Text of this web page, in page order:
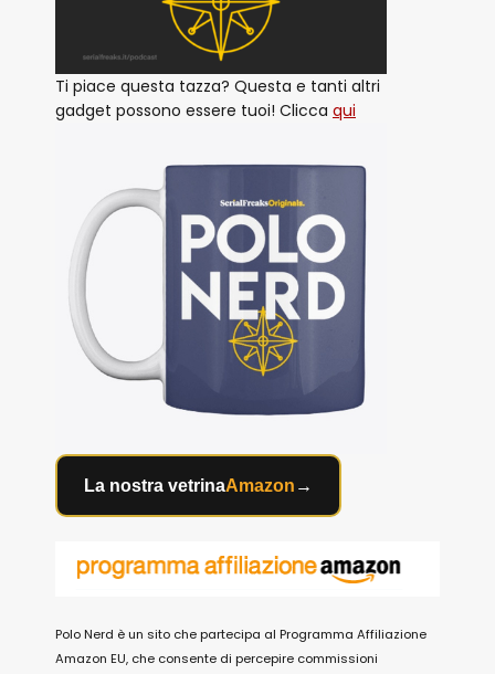
Ti piace questa tazza? Questa e tanti altri
gadget possono essere tuoi! Clicca qui
La nostra vetrinaAmazon →
Polo Nerd è un sito che partecipa al Programma Affiliazione
Amazon EU, che consente di percepire commissioni